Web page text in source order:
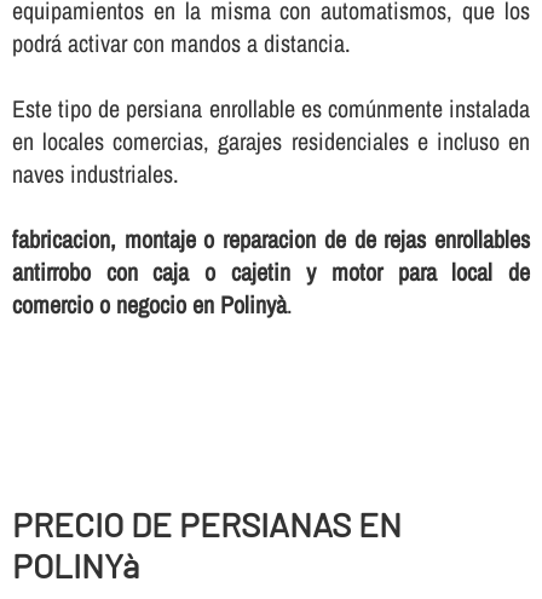
equipamientos en la misma con automatismos, que los
podrá activar con mandos a distancia.
Este tipo de persiana enrollable es comúnmente instalada
en locales comercias, garajes residenciales e incluso en
naves industriales.
fabricacion, montaje o reparacion de de rejas enrollables
antirrobo con caja o cajetin y motor para local de
comercio o negocio en Polinyà.
PRECIO DE PERSIANAS EN
POLINYà